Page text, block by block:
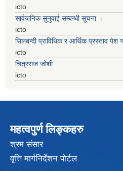
icto
सार्वजनिक सुनुवाई सम्बन्धी सूचना ।
icto
सिलबन्दी प्राविधिक र आर्थिक प्रस्ताव पेश
icto
चित्रराज जोशी
icto
महत्वपुर्ण लिङ्कहरु
श्रम संसार
वृत्ति मार्गनिर्देशन पोर्टल